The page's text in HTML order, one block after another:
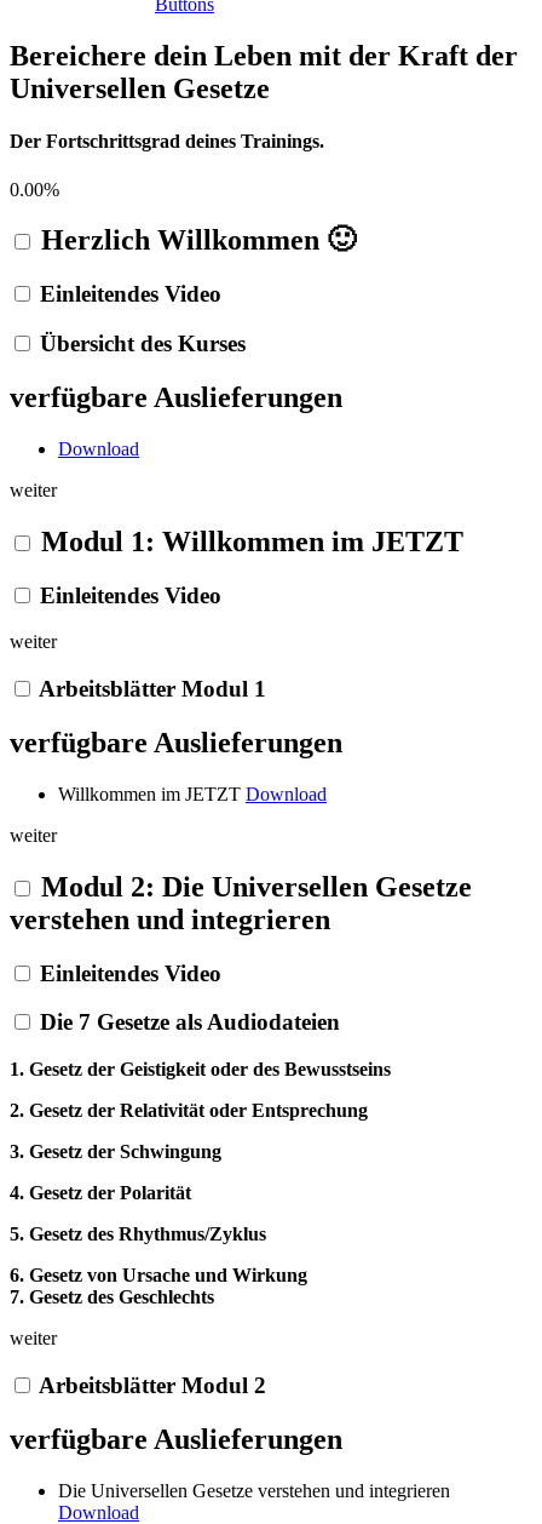
Buttons
Bereichere dein Leben mit der Kraft der
Universellen Gesetze
Der Fortschrittsgrad deines Trainings.
0.00%
Herzlich Willkommen 🙂
Einleitendes Video
Übersicht des Kurses
verfügbare Auslieferungen
Download
weiter
Modul 1: Willkommen im JETZT
Einleitendes Video
weiter
Arbeitsblätter Modul 1
verfügbare Auslieferungen
Willkommen im JETZT Download
weiter
Modul 2: Die Universellen Gesetze
verstehen und integrieren
Einleitendes Video
Die 7 Gesetze als Audiodateien
1. Gesetz der Geistigkeit oder des Bewusstseins
2. Gesetz der Relativität oder Entsprechung
3. Gesetz der Schwingung
4. Gesetz der Polarität
5. Gesetz des Rhythmus/Zyklus
6. Gesetz von Ursache und Wirkung
7. Gesetz des Geschlechts
weiter
Arbeitsblätter Modul 2
verfügbare Auslieferungen
Die Universellen Gesetze verstehen und integrieren
Download